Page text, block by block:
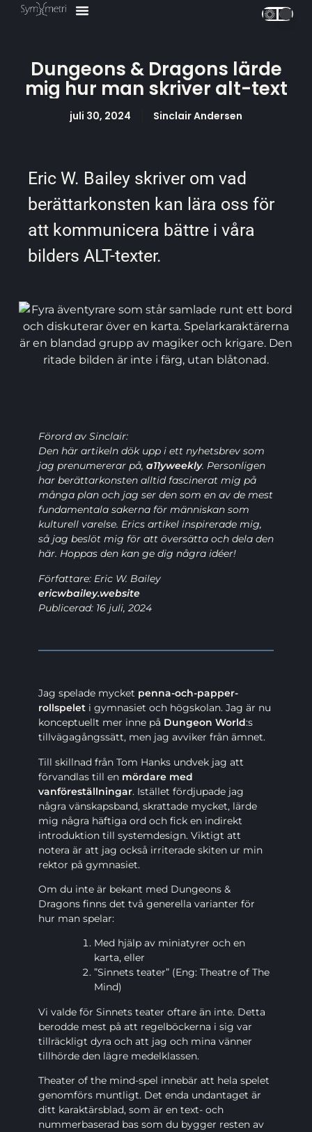
Dungeons & Dragons lärde
mig hur man skriver alt-text
juli 30, 2024 Sinclair Andersen
Eric W. Bailey skriver om vad
berättarkonsten kan lära oss för
att kommunicera bättre i våra
bilders ALT-texter.
Förord av Sinclair:
Den här artikeln dök upp i ett nyhetsbrev som
jag prenumererar på, a11yweekly. Personligen
har berättarkonsten alltid fascinerat mig på
många plan och jag ser den som en av de mest
fundamentala sakerna för människan som
kulturell varelse. Erics artikel inspirerade mig,
så jag beslöt mig för att översätta och dela den
här. Hoppas den kan ge dig några idéer!
Författare: Eric W. Bailey
ericwbailey.website
Publicerad: 16 juli, 2024
Jag spelade mycket penna-och-papper-
rollspeleti gymnasiet och högskolan. Jag är nu
konceptuellt mer inne på Dungeon World:s
tillvägagångssätt, men jag avviker från ämnet.
Till skillnad från Tom Hanks undvek jag att
förvandlas till en mördare med
vanföreställningar. Istället fördjupade jag
några vänskapsband, skrattade mycket, lärde
mig några häftiga ord och fick en indirekt
introduktion till systemdesign. Viktigt att
notera är att jag också irriterade skiten ur min
rektor på gymnasiet.
Om du inte är bekant med Dungeons &
Dragons finns det två generella varianter för
hur man spelar:
Med hjälp av miniatyrer och en
karta, eller
”Sinnets teater” (Eng: Theatre of The
Mind)
Vi valde för Sinnets teater oftare än inte. Detta
berodde mest på att regelböckerna i sig var
tillräckligt dyra och att jag och mina vänner
tillhörde den lägre medelklassen.
Theater of the mind-spel innebär att hela spelet
genomförs muntligt. Det enda undantaget är
ditt karaktärsblad, som är en text- och
nummerbaserad bas som du bygger resten av